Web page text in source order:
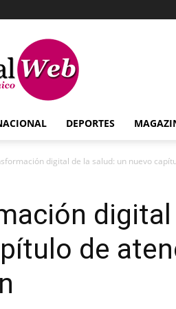
Central
Web
DEPORTES
digital de la salud: un nuevo
digital
de